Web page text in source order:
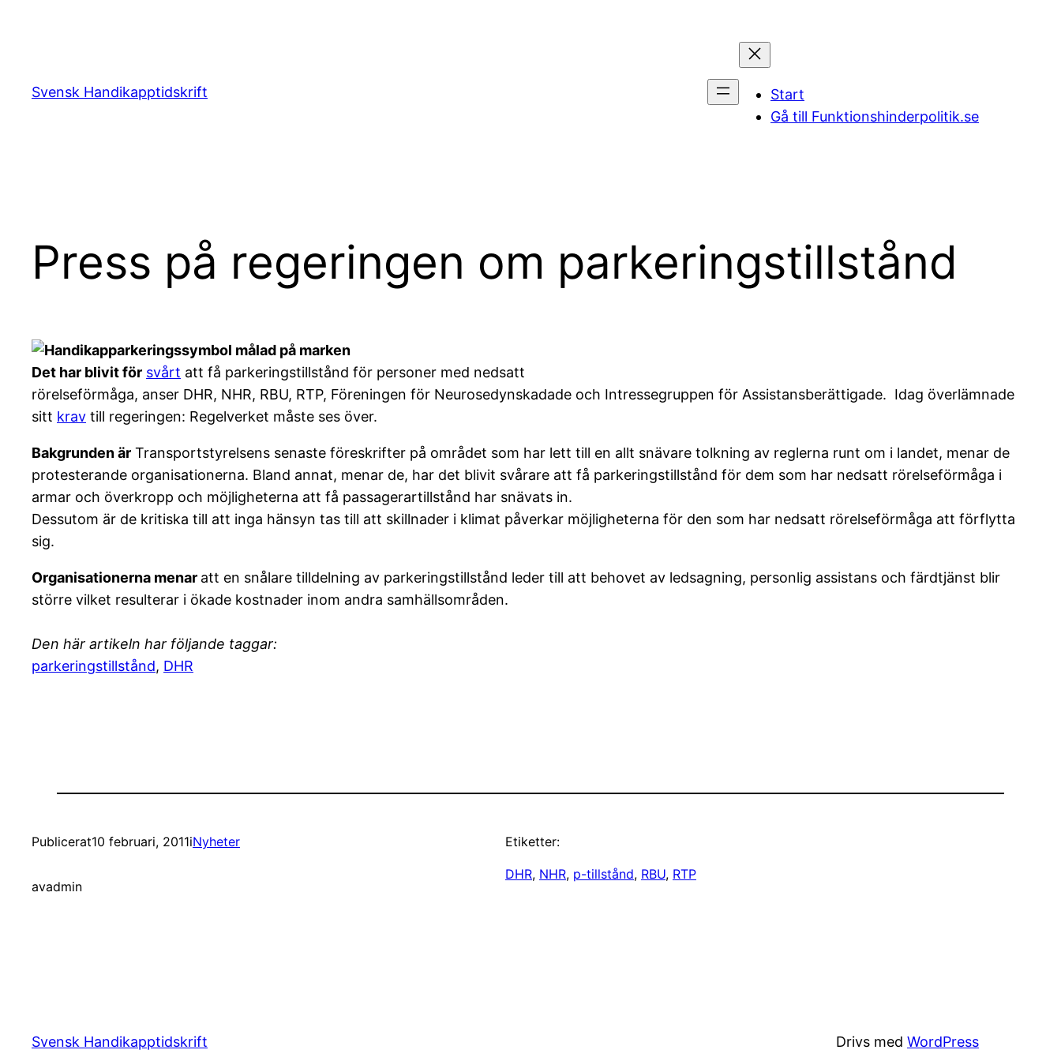
Svensk Handikapptidskrift
Start
Gå till Funktionshinderpolitik.se
Press på regeringen om parkeringstillstånd
Det har blivit för svårt att få parkeringstillstånd för personer med nedsatt
rörelseförmåga, anser DHR, NHR, RBU, RTP, Föreningen för Neurosedynskadade och Intressegruppen för Assistansberättigade. Idag överlämnade
sitt krav till regeringen: Regelverket måste ses över.
Bakgrunden är Transportstyrelsens senaste föreskrifter på området som har lett till en allt snävare tolkning av reglerna runt om i landet, menar de
protesterande organisationerna. Bland annat, menar de, har det blivit svårare att få parkeringstillstånd för dem som har nedsatt rörelseförmåga i
armar och överkropp och möjligheterna att få passagerartillstånd har snävats in.
Dessutom är de kritiska till att inga hänsyn tas till att skillnader i klimat påverkar möjligheterna för den som har nedsatt rörelseförmåga att förflytta
sig.
Organisationerna menar att en snålare tilldelning av parkeringstillstånd leder till att behovet av ledsagning, personlig assistans och färdtjänst blir
större vilket resulterar i ökade kostnader inom andra samhällsområden.
Den här artikeln har följande taggar:
parkeringstillstånd, DHR
Publicerat10 februari, 2011iNyheter
avadmin
Etiketter:
DHR, NHR, p-tillstånd, RBU, RTP
Svensk Handikapptidskrift Drivs med WordPress